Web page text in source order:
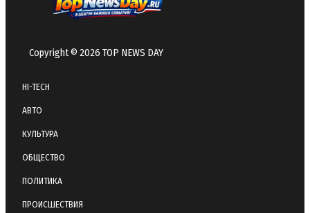
Copyright © 2026 TOP NEWS DAY
HI-TECH
АВТО
КУЛЬТУРА
ОБЩЕСТВО
ПОЛИТИКА
ПРОИСШЕСТВИЯ